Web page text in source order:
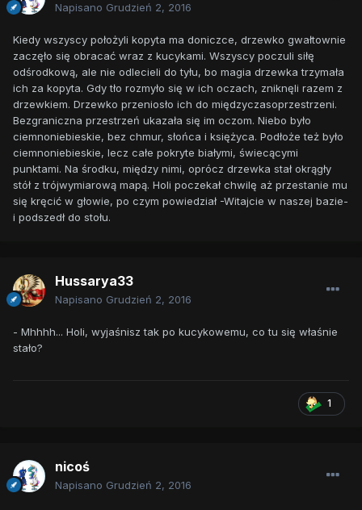
Napisano Grudzień 2, 2016
Kiedy wszyscy położyli kopyta ma doniczce, drzewko gwałtownie
zaczęło się obracać wraz z kucykami. Wszyscy poczuli siłę
odśrodkową, ale nie odlecieli do tyłu, bo magia drzewka trzymała
ich za kopyta. Gdy tło rozmyło się w ich oczach, zniknęli razem z
drzewkiem. Drzewko przeniosło ich do międzyczasoprzestrzeni.
Bezgraniczna przestrzeń ukazała się im oczom. Niebo było
ciemnoniebieskie, bez chmur, słońca i księżyca. Podłoże też było
ciemnoniebieskie, lecz całe pokryte białymi, świecącymi
punktami. Na środku, między nimi, oprócz drzewka stał okrągły
stół z trójwymiarową mapą. Holi poczekał chwilę aż przestanie mu
się kręcić w głowie, po czym powiedział -Witajcie w naszej bazie-
i podszedł do stołu.
Hussarya33
Napisano Grudzień 2, 2016
- Mhhhh... Holi, wyjaśnisz tak po kucykowemu, co tu się właśnie
stało?
1
nicoś
Napisano Grudzień 2, 2016